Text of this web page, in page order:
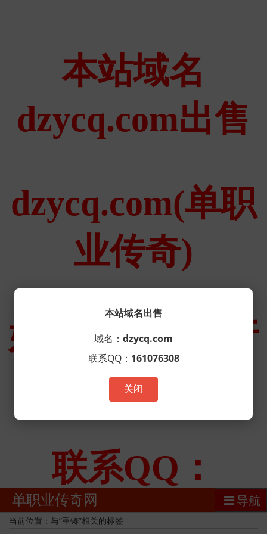
单职业传奇网 导航
当前位置：与“重铸”相关的标签
本站域名出售
域名： dzycq.com
联系QQ： 161076308
关闭